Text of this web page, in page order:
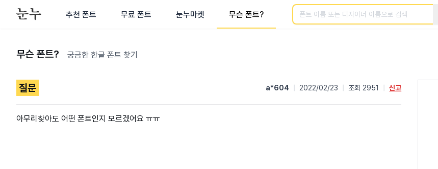
추천 폰트 무료 폰트 눈누마켓 무슨 폰트?
검색
무슨 폰트? 궁금한 한글 폰트 찾기
질문 a*604 2022/02/23 조회 2951 신고
아무리찾아도 어떤 폰트인지 모르겠어요 ㅠㅠ